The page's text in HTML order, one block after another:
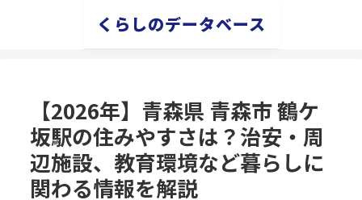
くらしのデータベース
【2026年】青森県 青森市 鶴ケ
坂駅の住みやすさは？治安・周
辺施設、教育環境など暮らしに
関わる情報を解説